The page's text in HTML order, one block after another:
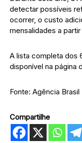
detectar possíveis
ocorrer, o custo
mensalidades a partir
A lista completa dos
disponível na página
Fonte: Agência Brasil
Compartilhe